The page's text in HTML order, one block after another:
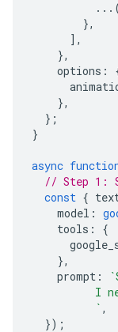
},
],
},
options :
},
};
}
async
// Step 1:
const {
model :
tools :
{
},
prompt :
I
          `
,
});